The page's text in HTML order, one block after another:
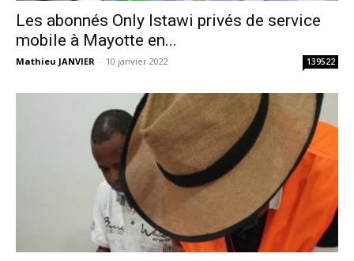
Les abonnés Only Istawi privés de service
mobile à Mayotte en...
Mathieu JANVIER - 10 janvier 2022 139522